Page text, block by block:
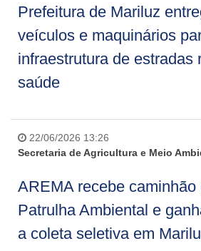
Prefeitura de Mariluz
veículos e maquinários
infraestrutura de estradas
saúde
22/06/2026 13:26
Secretaria de Agricultura e Meio
AREMA recebe caminhão
Patrulha Ambiental e
a coleta seletiva em